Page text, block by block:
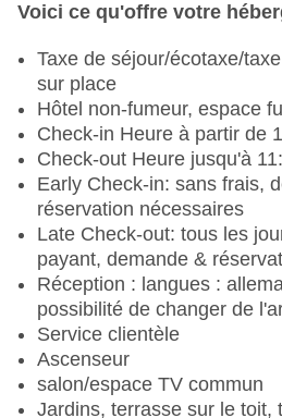
Voici ce qu'offre votre
Taxe de séjour/écotaxe/
sur place
Hôtel non-fumeur, espace
Check-in Heure à partir de
Check-out Heure jusqu'à
Early Check-in: sans frais,
réservation nécessaires
Late Check-out: tous les
payant, demande &
Réception : langues :
possibilité de changer de
Service clientèle
Ascenseur
salon/espace TV commun
Jardins, terrasse sur le toit,